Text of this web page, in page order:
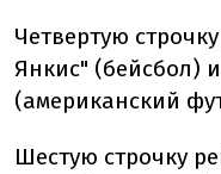
Четвертую
Янкис" (бейсбол)
(американский
Шестую строчку